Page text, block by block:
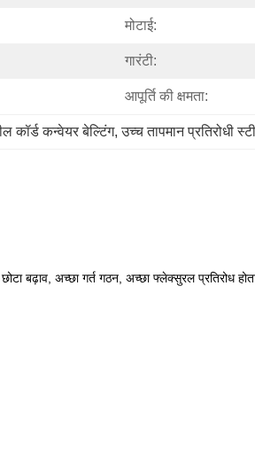
मोटाई:
गारंटी:
आपूर्ति की क्षमता:
कॉर्ड कन्वेयर बेल्टिंग, उच्च तापमान प्रतिरोधी
बढ़ाव, अच्छा गर्त गठन, अच्छा फ्लेक्सुरल प्रतिरोध